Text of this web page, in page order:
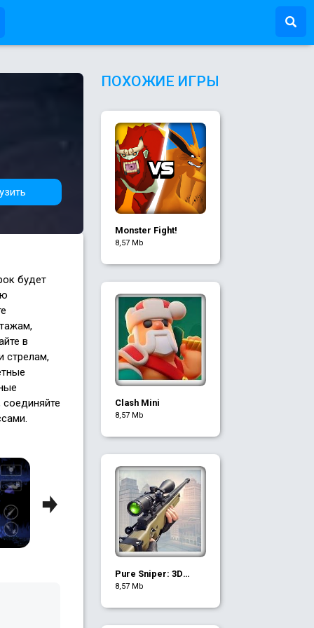
будет
в
стрелам,
Next
ПОХОЖИЕ ИГРЫ
Monster Fight!
8,57 Mb
Clash Mini
8,57 Mb
Pure Sniper: 3D
стрелялки
8,57 Mb